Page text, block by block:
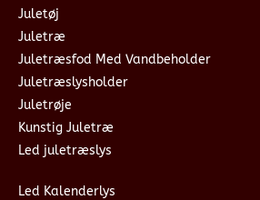
Juletøj
Juletræ
Juletræsfod Med Vandbeholder
Juletræslysholder
Juletrøje
Kunstig Juletræ
Led juletræslys
Led Kalenderlys